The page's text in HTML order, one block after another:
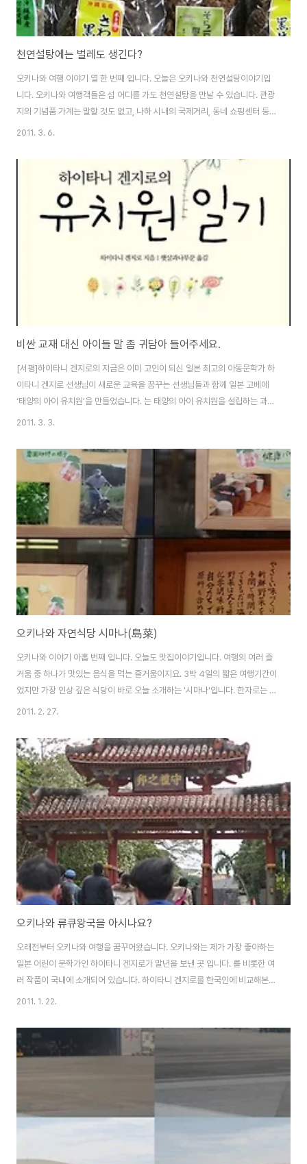
천연설탕에는 벌레도 생긴다?
오키나와 여행 이야기 열 한 번째 입니다. 오늘은 오키나와 천연설탕이야기입
니다. 오키나와 여행객들은 섬 어디를 가도 천연설탕을 만날 수 있습니다. 관광
지의 기념품 가계는 말할 것도 없고, 나하 시내의 국제거리, 동네 쇼핑센터 등
어디를 가도 천연설탕을 팔고 있습니다. 여행 중에 다녔던 식당 중에도 천연설
도 함께 일하는 동료들과 부모님, 형제들을 위한 선물로 천연설탕을 사왔습니
다. 사진으로 보시는 것처럼 여러 종류의 천연설탕을 사와서 나누었습니다만
선물을 주는 제 마음과는 달리 받는 사람들 중에는 좀 심드렁한 경우도 있더군
요. 아마 기대했던 그런 선물이 아니었던 모양입니다. 저는 오키나와 여행을 하
는 동안 오키나와를 대표하는 특산품..
2011. 3. 6.
비싼 교재 대신 아이들 말 좀 귀담아 들어주세요.
[서평]하이타니 겐지로의 지금은 이미 고인이 되신 일본 최고의 아동문학가 하
이타니 겐지로 선생님이 새로운 교육을 꿈꾸는 선생님들과 함께 일본 고베에
‘태양의 아이 유치원’을 만들었습니다. 는 태양의 아이 유치원을 설립하는 과정
과 그후 2년을 보내는 동안 설립 동인들과 교사들 그리고 아이들에게 일어난
지로 선생님을 포함하여 어린이 문학을 전공하는 작가들이자 학교 교육의 틀을
벗어난 교사들이라는 공통점을 가진 분들입니다. “29년의 베테랑 유치원 선생
님인 도조 요시코, 의 저자이자 초등학교 교사인 가시마 가즈오, 역시 초등학교
교사이며 를 쓴 시시모토 신이치, 화가 츠보야 레이코를 말한다.” 츠보야 레이
코는 하이타니 선생님의 대표작 에..
2011. 3. 3.
오키나와 자연식당 시마나(島菜)
오키나와 이야기 아홉 번째 입니다. 오늘도 맛집이야기입니다. 여행의 여러 즐
거움 중 하나가 맛있는 음식을 먹는 즐거움이지요. 3박 4일의 짧은 여행기간이
었지만 가장 인상 깊은 식당이 바로 오늘 소개하는 '시마나'입니다. 한자로는 섬
야채(島菜)인데, 일본어로는 '시마나'라고 읽는 모양입니다.(트친의 도움을 받
다. 오키나와에 도착하는 날, 나하 공항에서 시내까지 '모노레일'을 타고 이동한
후에 이 식당에서 점심을 먹었구요. 셋째 날 찌비치리 동굴을 둘러 본후 남쪽에
있는 평화박물관으로 가기 전에 나하 시내에서 점심을 먹었던 장소이기도 합니
다. 짧은 단체 여행에서 같은 식당을 두 번이나 선택하는 것은 흔한 일이 아닌
데..
2011. 2. 27.
오키나와 류큐왕국을 아시나요?
오래전부터 오키나와 여행을 꿈꾸어왔습니다. 오키나와는 제가 가장 좋아하는
일본 어린이 문학가인 하이타니 겐지로가 말년을 보낸 곳 입니다. 를 비롯한 여
러 작품이 국내에 소개되어 있습니다. 하이타니 겐지로를 한국인에 비교해본다
면, 이오덕 선생님과 비슷한 인물입니다. 오래전,선생님이 살아계실 때, 도서출
작품을 읽고 독후감을 내면 심사를 거쳐 선발된 사람들과 함께 문학기행을 다
녀오는 프로그램이었습니다. 독후감 공모전에 작품을 내서 당선될 자신이 없었
기 때문에 기회가 오면 주변 사람들과 오키나와 여행을 다녀와야겠다는 생각을
하고 있었습니다. 마침 제가 속해있는 단체 회원들과 함께 오키나와의 역사와
2011. 1. 22.